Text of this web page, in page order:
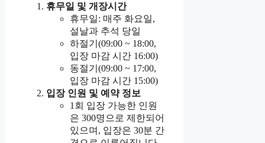
휴무일 및 개장시간
휴무일: 매주 화요일,
설날과 추석 당일
하절기(09:00 ~ 18:00,
입장 마감 시간 16:00)
동절기(09:00 ~ 17:00,
입장 마감 시간 15:00)
입장 인원 및 예약 정보
1회 입장 가능한 인원
은 300명으로 제한되어
있으며, 입장은 30분 간